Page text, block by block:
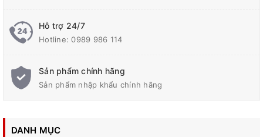
Hỗ trợ 24/7
Hotline:0989 986 114
Sản phẩm chính hãng
Sản phẩm nhập khẩu chính hãng
DANH MỤC